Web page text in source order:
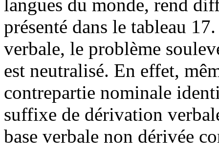
langues du monde, rend
présenté dans le tableau
verbale, le problème
est neutralisé. En effet,
contrepartie nominale
suffixe de dérivation
base verbale non dérivée